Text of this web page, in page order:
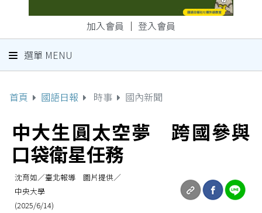
加入會員 ｜ 登入會員
選單 MENU
首頁 國語日報 時事 國內新聞
中大生圓太空夢 跨國參與
口袋衛星任務
沈育如／臺北報導 圖片提供／
中央大學
(2025/6/14)